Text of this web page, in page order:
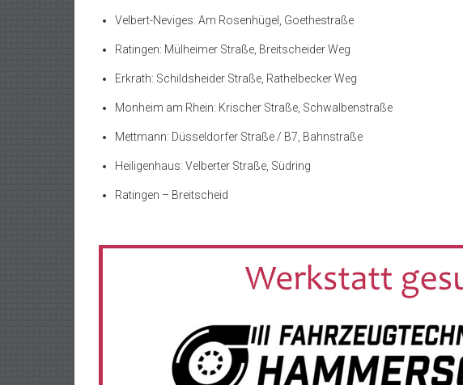
Velbert-Neviges: Am Rosenhügel, Goethestraße
Ratingen: Mülheimer Straße, Breitscheider Weg
Erkrath: Schildsheider Straße, Rathelbecker Weg
Monheim am Rhein: Krischer Straße, Schwalbenstraße
Mettmann: Düsseldorfer Straße / B7, Bahnstraße
Heiligenhaus: Velberter Straße, Südring
Ratingen – Breitscheid